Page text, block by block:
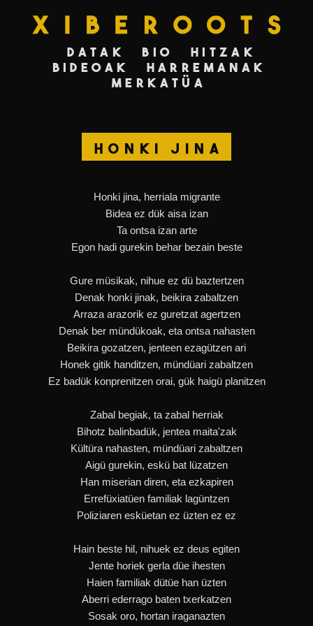
Datak Bio
Hitzak
Bideoak
Harremanak
Merkatüa
Honki Jina
Honki jina, herriala migrante
Bidea ez dük aisa izan
Ta ontsa izan arte
Egon hadi gurekin behar bezain beste
Gure müsikak, nihue ez dü baztertzen
Denak honki jinak, beikira zabaltzen
Arraza arazorik ez guretzat agertzen
Denak ber mündükoak, eta ontsa nahasten
Beikira gozatzen, jenteen ezagützen ari
Honek gitik handitzen, mündüari zabaltzen
Ez badük konprenitzen orai, gük haigü planitzen
Zabal begiak, ta zabal herriak
Bihotz balinbadük, jentea maita'zak
Kültüra nahasten, mündüari zabaltzen
Aigü gurekin, eskü bat lüzatzen
Han miserian diren, eta ezkapiren
Errefüxiatüen familiak lagüntzen
Poliziaren esküetan ez üzten ez ez
Hain beste hil, nihuek ez deus egiten
Jente horiek gerla düe ihesten
Haien familiak dütüe han üzten
Aberri ederrago baten txerkatzen
Sosak oro, hortan iraganazten